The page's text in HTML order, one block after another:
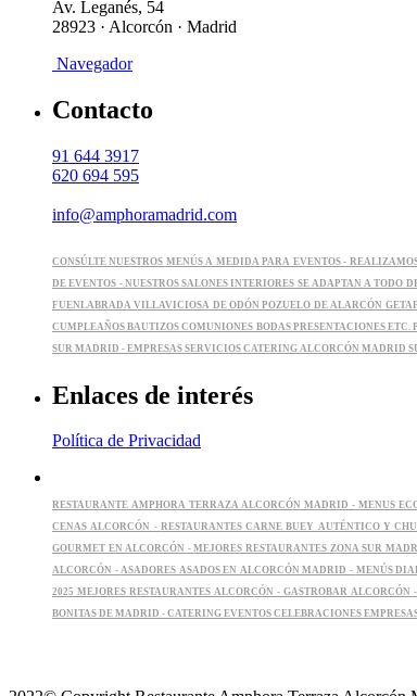
Av. Leganés, 54
28923 · Alcorcón · Madrid
Navegador
Contacto
91 644 3917
620 694 595
info@amphoramadrid.com
CONSÚLTE NUESTROS MENÚS A MEDIDA PARA EVENTOS -
DE EVENTOS - NUESTROS SALONES INTERIORES SE ADAPTAN A TODO
FUENLABRADA VILLAVICIOSA DE ODÓN POZUELO DE ALARCÓN
CUMPLEAÑOS BAUTIZOS COMUNIONES BODAS PRESENTACIONES ETC.
SUR MADRID - EMPRESAS SERVICIOS CATERING ALCORCÓN MADRID
Enlaces de interés
Política de Privacidad
RESTAURANTE AMPHORA TERRAZA ALCORCÓN MADRID - MENUS
CENAS ALCORCÓN - RESTAURANTES CARNE BUEY AUTÉNTICO Y
GOURMET EN ALCORCÓN -MEJORES RESTAURANTES ZONA SUR
ALCORCÓN -ASADORES ASADOS EN ALCORCÓN MADRID - MENÚS
2025 MEJORES RESTAURANTES ALCORCÓN - GASTROBAR ALCORCÓN -
BONITAS DE MADRID - CATERING EVENTOS CELEBRACIONES